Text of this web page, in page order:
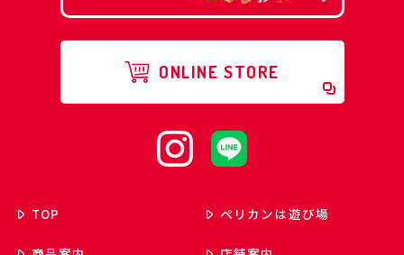
ONLINE STORE
TOP ペリカンは遊び場